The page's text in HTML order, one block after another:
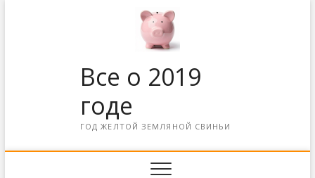
Все о 2019
годе
ГОД ЖЕЛТОЙ ЗЕМЛЯНОЙ СВИНЬИ